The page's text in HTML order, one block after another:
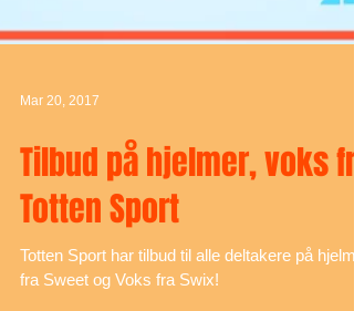
Mar 20, 2017
Tilbud på hjelmer, voks fra
Totten Sport